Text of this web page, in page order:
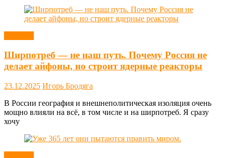
Ширпотреб — не наш путь. Почему Россия не
делает айфоны, но строит ядерные реакторы
23.12.2025 Игорь Бродяга
В России география и внешнеполитическая изоляция очень
мощно влияли на всё, в том числе и на ширпотреб. Я сразу
хочу